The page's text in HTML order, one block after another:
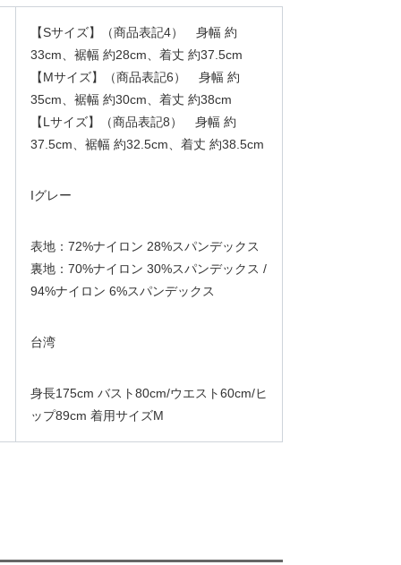
【Sサイズ】（商品表記4） 身幅 約
33cm、裾幅 約28cm、着丈 約37.5cm
【Mサイズ】（商品表記6） 身幅 約
35cm、裾幅 約30cm、着丈 約38cm
【Lサイズ】（商品表記8） 身幅 約
37.5cm、裾幅 約32.5cm、着丈 約38.5cm
Iグレー
表地：72%ナイロン 28%スパンデックス
裏地：70%ナイロン 30%スパンデックス /
94%ナイロン 6%スパンデックス
台湾
身長175cm バスト80cm/ウエスト60cm/ヒ
ップ89cm 着用サイズM